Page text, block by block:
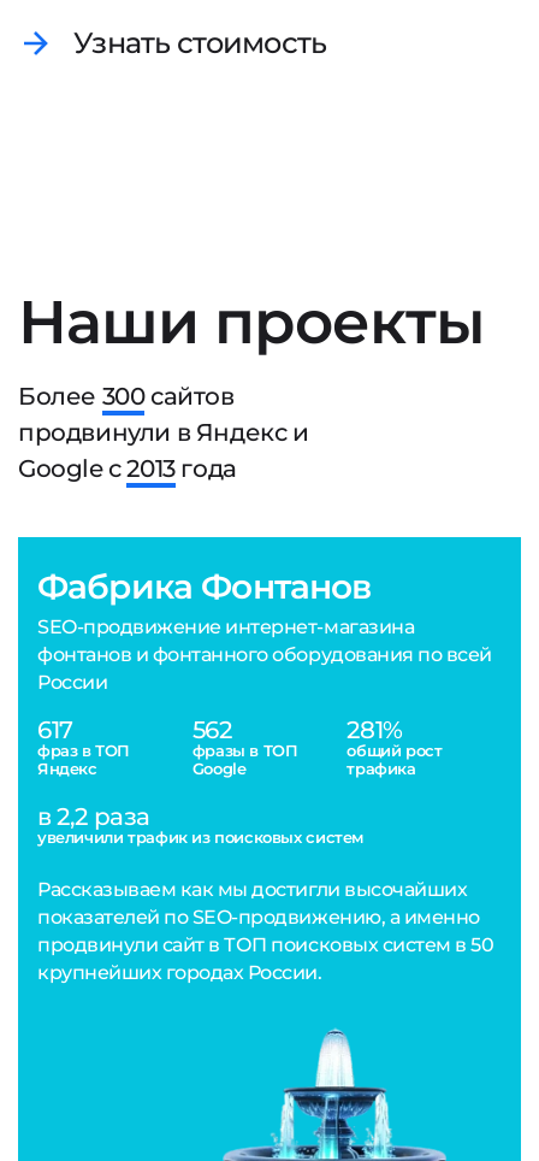
Узнать стоимость
Наши проекты
Более 300сайтов
продвинули в Яндекс и
Google с2013года
Фабрика Фонтанов
SEO-продвижение интернет-магазина
фонтанов и фонтанного оборудования по всей
России
617
фраз в ТОП
Яндекс
562
фразы в ТОП
Google
281%
общий рост
трафика
в 2,2 раза
увеличили трафик из поисковых систем
Рассказываем как мы достигли высочайших
показателей по SEO-продвижению, а именно
продвинули сайт в ТОП поисковых систем в 50
крупнейших городах России.